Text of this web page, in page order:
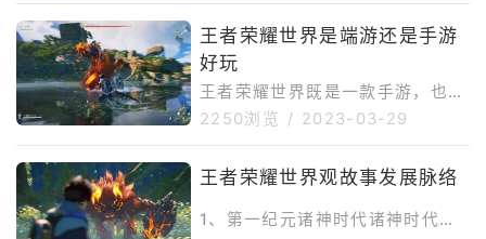
学思路构建世界风貌、讲述英雄故
事，打造独具东方文化特色的开放
大世界拟真环境。在游戏中，玩家
将以“
水必争之首选。当它来到王者世
界，它也赋予了极高的设计期望。
它区别于传统的刷本过关野怪，是
能够引起玩家兴趣探索同时又具有
较强挑战性的关卡BOSS。在王者
罕至的极寒之地，有时会被强大的
民活动的地区。驾驭着可怖寒冰之
王者荣耀世界是端游还是手游
好玩
王者荣耀世界既是一款手游，也是
一款端游。这里的话就要说到腾讯
的游戏的，但是王者荣耀世界这款
个游戏账号转换到电脑上也是可以
2250浏览 / 2023-03-29
王者荣耀世界观故事发展脉络
1、第一纪元诸神时代诸神时代属